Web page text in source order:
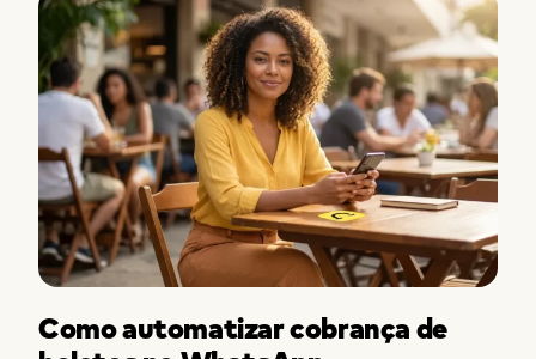
Como automatizar cobrança de